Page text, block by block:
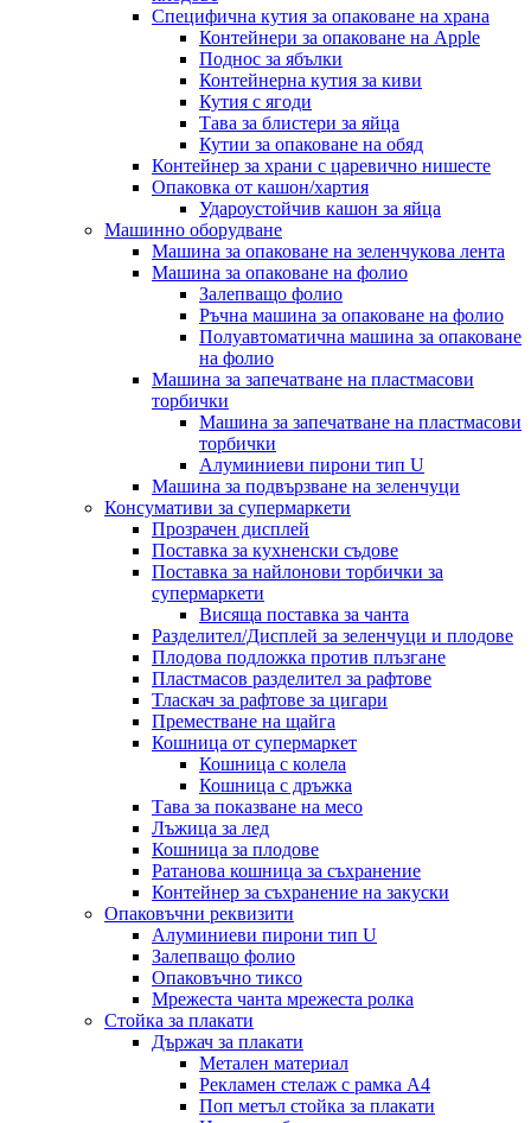
Специфична кутия за опаковане на храна
Контейнери за опаковане на Apple
Поднос за ябълки
Контейнерна кутия за киви
Кутия с ягоди
Тава за блистери за яйца
Кутии за опаковане на обяд
Контейнер за храни с царевично нишесте
Опаковка от кашон/хартия
Удароустойчив кашон за яйца
Машинно оборудване
Машина за опаковане на зеленчукова лента
Машина за опаковане на фолио
Залепващо фолио
Ръчна машина за опаковане на фолио
Полуавтоматична машина за опаковане
на фолио
Машина за запечатване на пластмасови
торбички
Машина за запечатване на пластмасови
торбички
Алуминиеви пирони тип U
Машина за подвързване на зеленчуци
Консумативи за супермаркети
Прозрачен дисплей
Поставка за кухненски съдове
Поставка за найлонови торбички за
супермаркети
Висяща поставка за чанта
Разделител/Дисплей за зеленчуци и плодове
Плодова подложка против плъзгане
Пластмасов разделител за рафтове
Тласкач за рафтове за цигари
Преместване на щайга
Кошница от супермаркет
Кошница с колела
Кошница с дръжка
Тава за показване на месо
Лъжица за лед
Кошница за плодове
Ратанова кошница за съхранение
Контейнер за съхранение на закуски
Опаковъчни реквизити
Алуминиеви пирони тип U
Залепващо фолио
Опаковъчно тиксо
Мрежеста чанта мрежеста ролка
Стойка за плакати
Държач за плакати
Метален материал
Рекламен стелаж с рамка А4
Поп метъл стойка за плакати